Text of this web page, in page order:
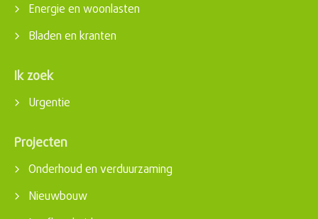
Energie en woonlasten
Bladen en kranten
Ik zoek
Urgentie
Projecten
Onderhoud en verduurzaming
Nieuwbouw